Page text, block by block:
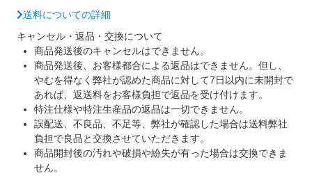
送料についての詳細
キャンセル・返品・交換について
商品発送後のキャンセルはできません。
商品発送後、お客様都合による返品はできません。但し、
やむを得なく弊社が認めた商品に対して7日以内に未開封で
あれば、返送料をお客様負担で返品を受け付けます。
特注仕様や特注生産品の返品は一切できません。
誤配送、不良品、不足等、弊社が確認した場合は送料弊社
負担で良品と交換させていただきます。
商品開封後の汚れや破損や紛失が有った場合は交換できま
せん。